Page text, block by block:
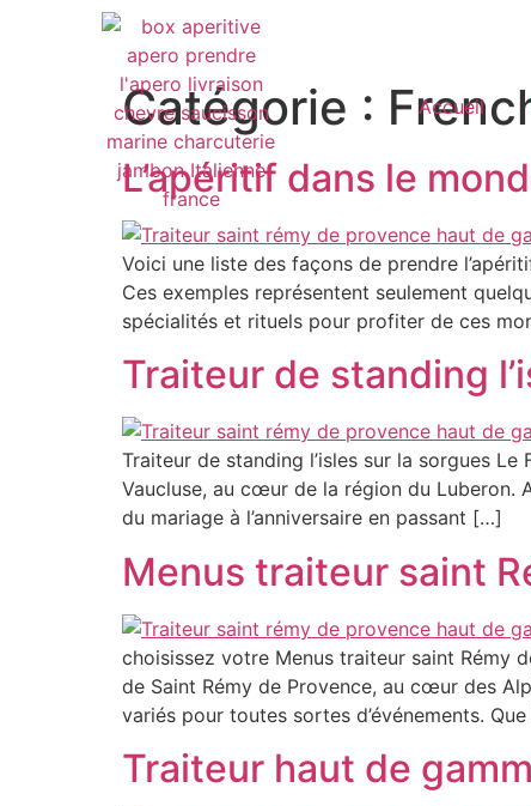
Accueil
Catégorie :
L’apéritif dans le
Voici une liste des façons de prendre
Ces exemples représentent seulement
spécialités et rituels pour profiter de ces
Traiteur de standing
Traiteur de standing l’isles sur la sorgues
Vaucluse, au cœur de la région du Luberon.
du mariage à l’anniversaire en passant […]
Menus traiteur saint
choisissez votre Menus traiteur saint Rémy
de Saint Rémy de Provence, au cœur des
variés pour toutes sortes d’événements.
Traiteur haut de